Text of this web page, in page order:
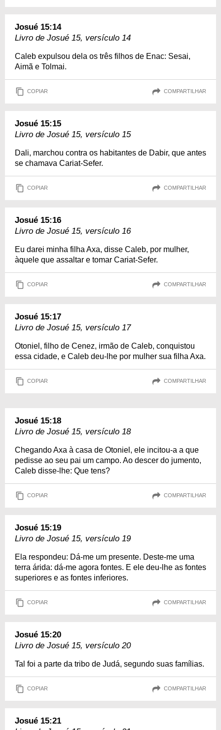
Josué 15:14
Livro de Josué 15, versículo 14
Caleb expulsou dela os três filhos de Enac: Sesai,
Aimã e Tolmai.
COPIAR COMPARTILHAR
Josué 15:15
Livro de Josué 15, versículo 15
Dali, marchou contra os habitantes de Dabir, que antes
se chamava Cariat-Sefer.
COPIAR COMPARTILHAR
Josué 15:16
Livro de Josué 15, versículo 16
Eu darei minha filha Axa, disse Caleb, por mulher,
àquele que assaltar e tomar Cariat-Sefer.
COPIAR COMPARTILHAR
Josué 15:17
Livro de Josué 15, versículo 17
Otoniel, filho de Cenez, irmão de Caleb, conquistou
essa cidade, e Caleb deu-lhe por mulher sua filha Axa.
COPIAR COMPARTILHAR
Josué 15:18
Livro de Josué 15, versículo 18
Chegando Axa à casa de Otoniel, ele incitou-a a que
pedisse ao seu pai um campo. Ao descer do jumento,
Caleb disse-lhe: Que tens?
COPIAR COMPARTILHAR
Josué 15:19
Livro de Josué 15, versículo 19
Ela respondeu: Dá-me um presente. Deste-me uma
terra árida: dá-me agora fontes. E ele deu-lhe as fontes
superiores e as fontes inferiores.
COPIAR COMPARTILHAR
Josué 15:20
Livro de Josué 15, versículo 20
Tal foi a parte da tribo de Judá, segundo suas famílias.
COPIAR COMPARTILHAR
Josué 15:21